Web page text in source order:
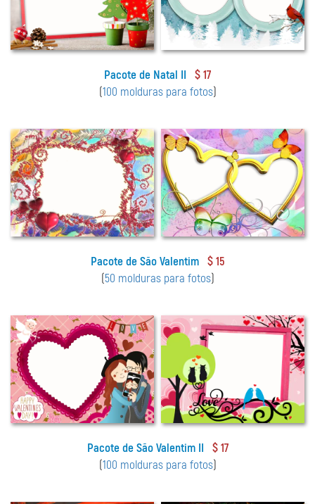
Pacote de Natal II
$ 17
(100 molduras para fotos)
Pacote de São Valentim $ 15
(50 molduras para fotos)
Pacote de São Valentim II
$ 17
(100 molduras para fotos)